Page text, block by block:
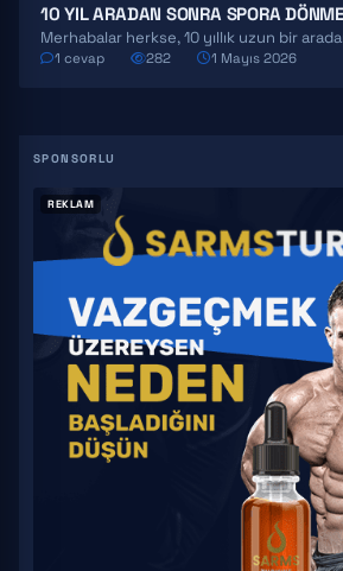
1 cevap 282 1 Mayıs 2026
REKLAM